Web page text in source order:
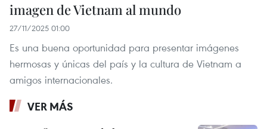
imagen de Vietnam al mundo
27/11/2025 01:00
Es una buena oportunidad para presentar imágenes
hermosas y únicas del país y la cultura de Vietnam a
amigos internacionales.
VER MÁS